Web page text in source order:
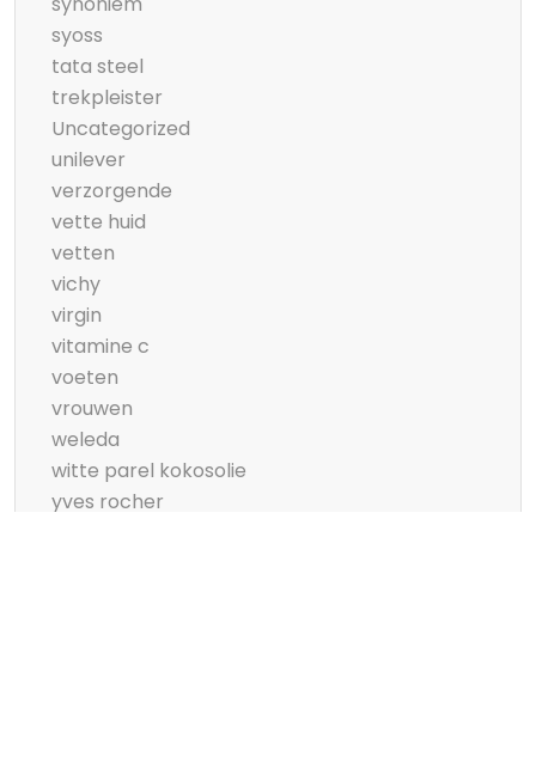
syoss
tata steel
trekpleister
Uncategorized
unilever
verzorgende
vette huid
vetten
vichy
virgin
vitamine c
voeten
vrouwen
weleda
witte parel kokosolie
yves rocher